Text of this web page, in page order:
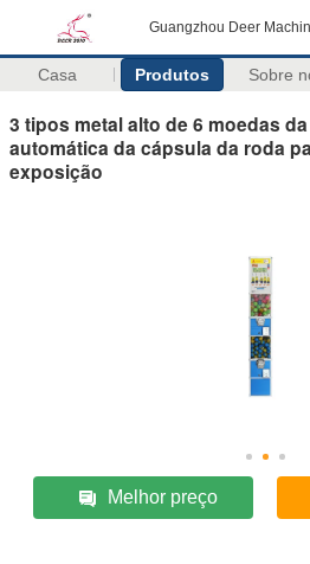
Guangzhou Deer
Casa Produtos Sobre
3 tipos metal alto de 6 moedas
automática da cápsula da roda
exposição
Melhor preço